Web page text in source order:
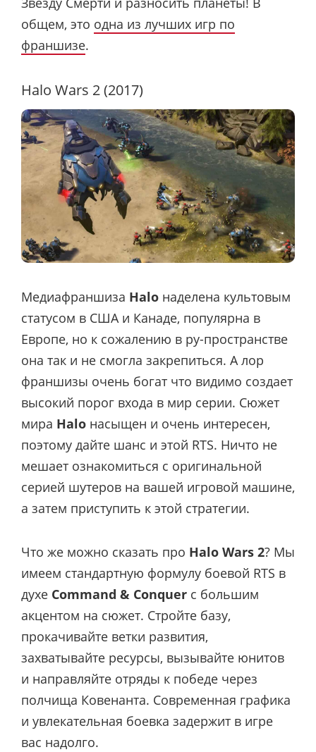
общем, это одна из лучших игр по
франшизе.
Halo Wars 2 (2017)
Медиафраншиза Halo наделена культовым
статусом в США и Канаде, популярна в
Европе, но к сожалению в ру-пространстве
она так и не смогла закрепиться. А лор
франшизы очень богат что видимо создает
высокий порог входа в мир серии. Сюжет
мира Halo насыщен и очень интересен,
поэтому дайте шанс и этой RTS. Ничто не
мешает ознакомиться с оригинальной
серией шутеров на вашей игровой машине,
а затем приступить к этой стратегии.
Что же можно сказать про Halo Wars 2? Мы
имеем стандартную формулу боевой RTS в
духе Command & Conquer c большим
акцентом на сюжет. Стройте базу,
прокачивайте ветки развития,
захватывайте ресурсы, вызывайте юнитов
и направляйте отряды к победе через
полчища Ковенанта. Современная графика
и увлекательная боевка задержит в игре
вас надолго.